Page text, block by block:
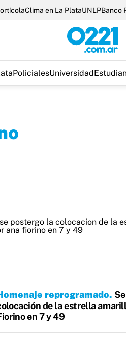
Clima en La PlataUNLPBanco
PolicialesUniversidad
reprogramado
de la estrella
en 7 y 49